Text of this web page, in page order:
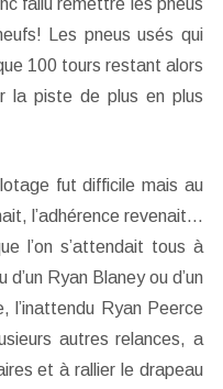
Les pneus usés qui
100 tours restant alors
la piste de plus en plus
fut difficile mais au
l’adhérence revenait…
l’on s’attendait tous à
d’un Ryan Blaney ou d’un
l’inattendu Ryan Peerce
autres relances, a
et à rallier le drapeau